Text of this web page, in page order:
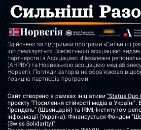
Здійснено за підтримки програми «Сильніші
що реалізується Всесвітньою асоціацією
партнерстві з Асоціацією «Незалежні
(АНРВУ) та Норвезькою асоціацією
Норвегії. Погляди авторів не обов’язково
позицію партнерів програми.
Сайт створено в рамках ініціативи "Status Quo
проєкту "Посилення стійкості медіа в
"Ірондель" (Швейцарія) та IRMI, Інститутом
інформації (Україна). Фінансується Фондом
(Swiss Solidarity)".